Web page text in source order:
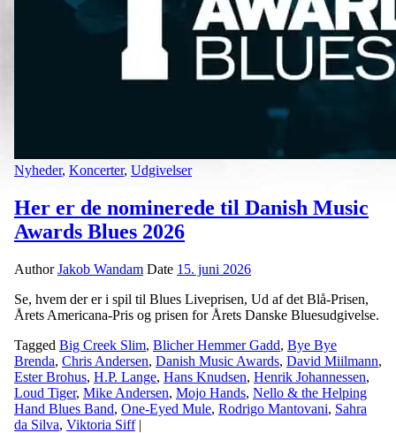
Nyheder, Koncerter, Udgivelser
Her er de nominerede til Danish Music
Awards Blues 2026
AuthorJakob Wandam Date 15. juni 2026
Se, hvem der er i spil til Blues Liveprisen, Ud af det Blå-Prisen,
Årets Americana-Pris og prisen for Årets Danske Bluesudgivelse.
Tagged Big Creek Slim, Blicher Hemmer Gadd, Bye Bye
Brenda, Chris Andersen, Danish Music Awards, David Miilmann,
Ester Brohus, H.P. Lange, Hans Knudsen, Henrik Johannessen,
Loud Tiger, Mike Andersen, Mojo Hands, Nello & the Helping
Hand Blues Band, One-Eyed Mule, Rodrigo Mantovani, Sahra
da Silva, Viktoria Siff |